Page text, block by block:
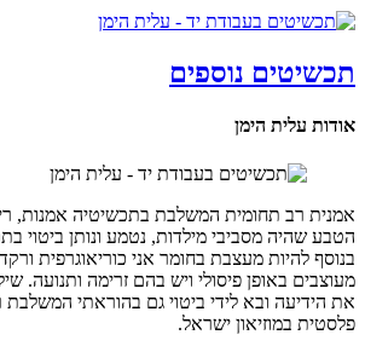
תכשיטים נוספים
אודות עלית הימן
אמנית רב תחומית המשלבת בתכשיטיה אמנות,
הטבע שהיה מסביבי מילדות, נטמע ונותן ביטוי
בנוסף להיות מעצבת בחומר אני כוריאוגרפית
מעוצבים באופן פיסולי ויש בהם זרימה ותנועה.
את הידיעה ובא לידי ביטוי גם בהוראתי המשלבת
פלסטית במוזיאון ישראל.